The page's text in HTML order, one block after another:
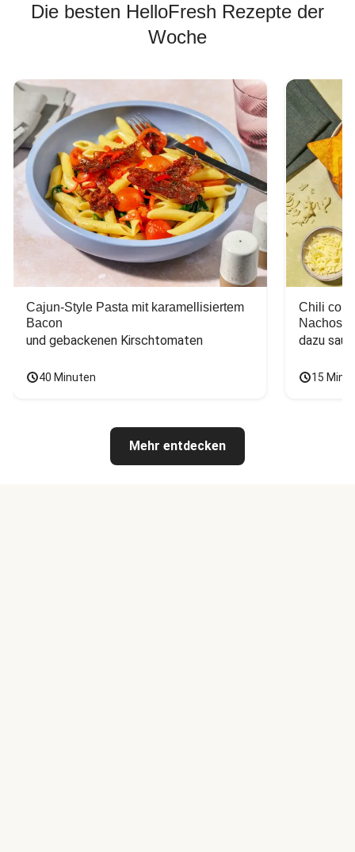
Die besten HelloFresh Rezepte der
Woche
Cajun-Style Pasta mit karamellisiertem
Bacon
und gebackenen Kirschtomaten
40 Minuten
Chili con
Nachos
dazu
15
Mehr entdecken